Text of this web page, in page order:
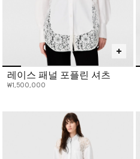
레이스 패널 포플린 셔츠
₩1,500,000